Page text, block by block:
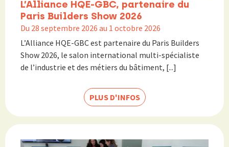
L’Alliance HQE-GBC, partenaire du
Paris Builders Show 2026
Du 28 septembre 2026 au 1 octobre 2026
L’Alliance HQE-GBC est partenaire du Paris Builders
Show 2026, le salon international multi-spécialiste
de l’industrie et des métiers du bâtiment, [...]
PLUS D'INFOS